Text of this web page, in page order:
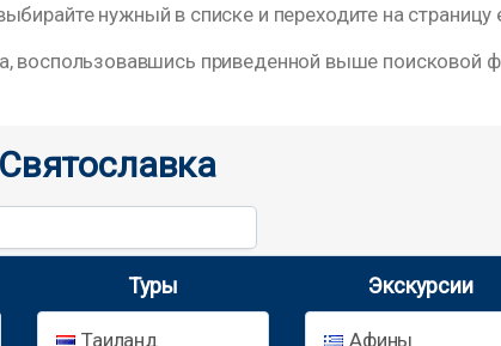
нужный в списке и переходите на страницу
воспользовавшись приведенной выше поисковой
Туры
Таиланд
Экскурсии
Афины